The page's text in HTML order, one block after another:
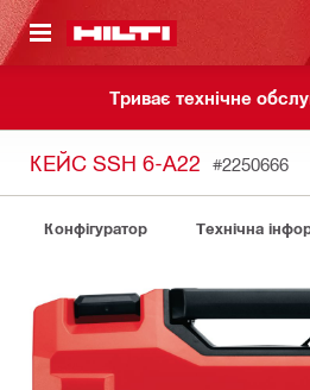
ЗМІСТУ
Триває технічне
КЕЙС SSH 6-A22 #2250666
Конфігуратор Технічна